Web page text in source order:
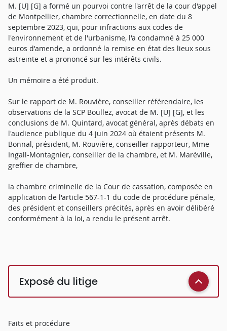
M. [U] [G] a formé un pourvoi contre l'arrêt de la cour d'appel
de Montpellier, chambre correctionnelle, en date du 8
septembre 2023, qui, pour infractions aux codes de
l'environnement et de l'urbanisme, l'a condamné à 25 000
euros d'amende, a ordonné la remise en état des lieux sous
astreinte et a prononcé sur les intérêts civils.
Un mémoire a été produit.
Sur le rapport de M. Rouvière, conseiller référendaire, les
observations de la SCP Boullez, avocat de M. [U] [G], et les
conclusions de M. Quintard, avocat général, après débats en
l'audience publique du 4 juin 2024 où étaient présents M.
Bonnal, président, M. Rouvière, conseiller rapporteur, Mme
Ingall-Montagnier, conseiller de la chambre, et M. Maréville,
greffier de chambre,
la chambre criminelle de la Cour de cassation, composée en
application de l'article 567-1-1 du code de procédure pénale,
des président et conseillers précités, après en avoir délibéré
conformément à la loi, a rendu le présent arrêt.
Exposé du litige
Faits et procédure